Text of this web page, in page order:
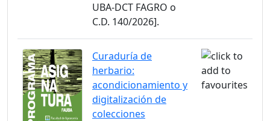
UBA-DCT FAGRO o
C.D. 140/2026].
Curaduría de
herbario:
acondicionamiento y
digitalización de
colecciones